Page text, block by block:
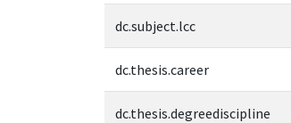
dc.subject.lcc
dc.thesis.career
dc.thesis.degreediscipline